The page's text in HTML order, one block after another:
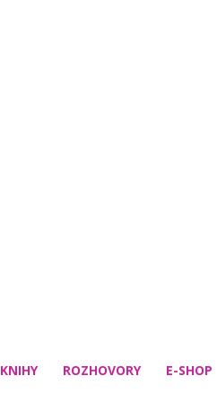
KNIHY ROZHOVORY E-SHOP